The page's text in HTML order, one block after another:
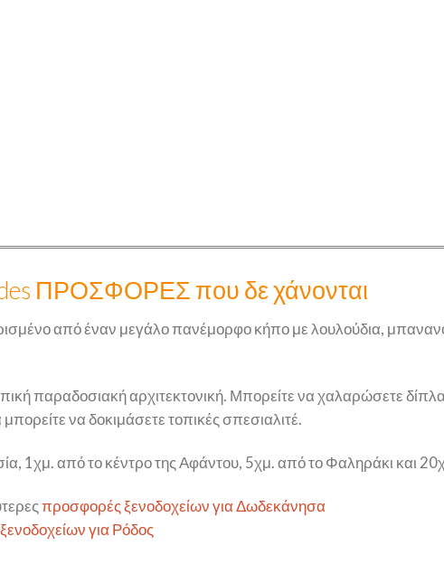
ΠΡΟΣΦΟΡΕΣ που δε χάνονται
από έναν μεγάλο πανέμορφο κήπο με λουλούδια,
παραδοσιακή αρχιτεκτονική. Μπορείτε να χαλαρώσετε
να δοκιμάσετε τοπικές σπεσιαλιτέ.
1χμ. από το κέντρο της Αφάντου, 5χμ. από το Φαληράκι και
προσφορές ξενοδοχείων για Δωδεκάνησα
για Ρόδος